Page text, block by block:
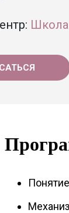
Школа